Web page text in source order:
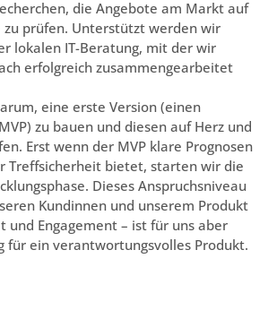
die Angebote am Markt auf
zu prüfen. Unterstützt werden wir
lokalen IT-Beratung, mit der wir
erfolgreich zusammengearbeitet
eine erste Version (einen
zu bauen und diesen auf Herz und
Erst wenn der MVP klare Prognosen
Treffsicherheit bietet, starten wir die
Dieses Anspruchsniveau
Kundinnen und unserem Produkt
und Engagement – ist für uns aber
für ein verantwortungsvolles Produkt.